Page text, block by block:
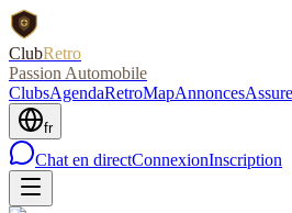
ClubRetro
Passion Automobile
ClubsAgendaRetroMapAnnonces
fr
Chat en directConnexionInscription